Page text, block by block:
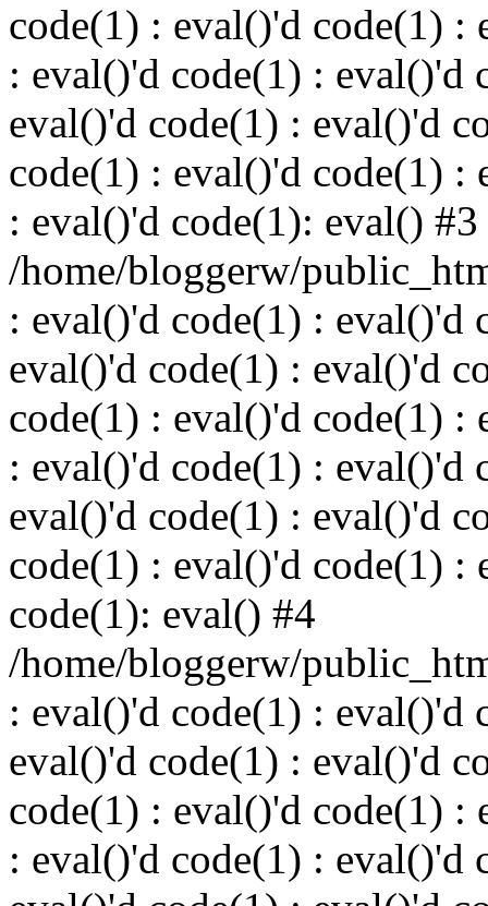
code(1) : eval()'d code(1) :
: eval()'d code(1) : eval()'d
eval()'d code(1) : eval()'d
code(1) : eval()'d code(1) :
: eval()'d code(1): eval() #3
/home/bloggerw/
: eval()'d code(1) : eval()'d
eval()'d code(1) : eval()'d
code(1) : eval()'d code(1) :
: eval()'d code(1) : eval()'d
eval()'d code(1) : eval()'d
code(1) : eval()'d code(1) :
code(1): eval() #4
/home/bloggerw/
: eval()'d code(1) : eval()'d
eval()'d code(1) : eval()'d
code(1) : eval()'d code(1) :
: eval()'d code(1) : eval()'d